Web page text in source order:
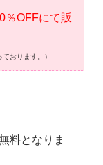
％OFFにて販
おります。）
料となりま